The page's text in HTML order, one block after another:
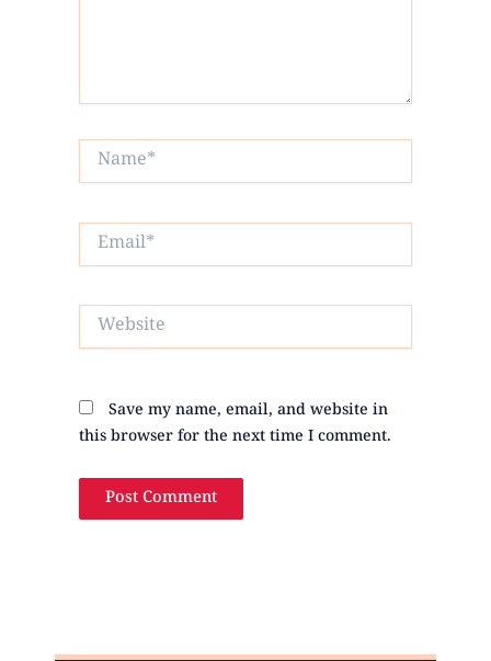
Name*
Email*
Website
Save my name, email, and website in
this browser for the next time I comment.